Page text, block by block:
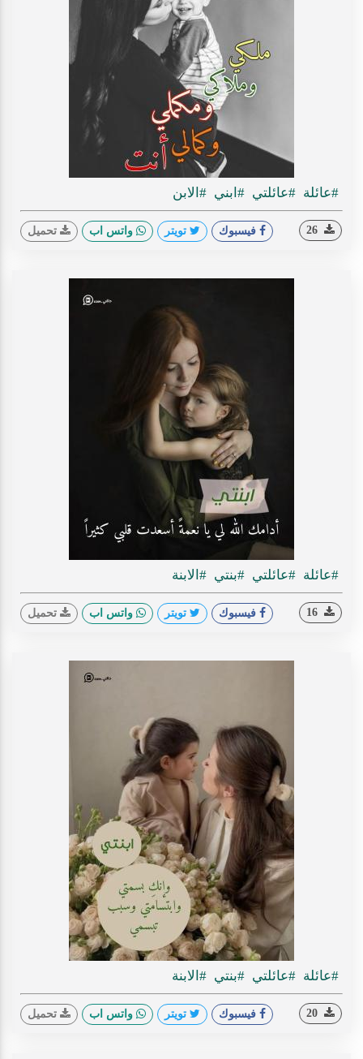
#عائلة #عائلتي #ابني #الابن
فيسبوك تويتر واتس اب تحميل
#عائلة #عائلتي #بنتي #الابنة
فيسبوك تويتر واتس اب تحميل
#عائلة #عائلتي #بنتي #الابنة
فيسبوك تويتر واتس اب تحميل